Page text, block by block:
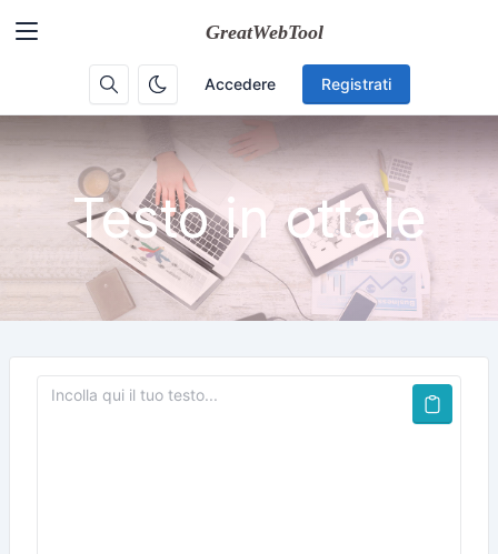
Accedere Registrati
Testo in ottale